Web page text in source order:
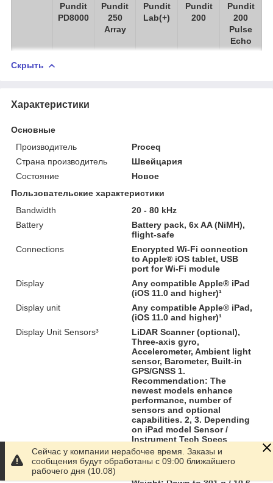
Pundit
PD8000
Pundit
250
Array
Pundit
Lab(+)
Pundit
200
Pundit
200
Pulse
Echo
Скрыть
Характеристики
Основные
Производитель
Proceq
Страна производитель
Швейцария
Состояние
Новое
Пользовательские характеристики
Bandwidth
20 - 80 kHz
Battery
Battery pack, 6x AA (NiMH),
flight-safe
Connections
Encrypted Wi-Fi connection
to Apple® iOS tablet, USB
port for Wi-Fi module
Display
Any compatible Apple® iPad
(iOS 11.0 and higher)¹
Display unit
Any compatible Apple® iPad,
(iOS 11.0 and higher)¹
Display Unit Sensors³
LiDAR Scanner (optional),
Three-axis gyro,
Accelerometer, Ambient light
sensor, Barometer, Built-in
GPS/GNSS 1.
Recommendation: The
newest models enhance
performance, number of
sensors and optional
capabilities. 2, 3. Depending
on iPad model Sensor /
Instrument Tech Specs
Display Unit Specs²
Screen size: From 7.9" to
12.9", Resolution: Up to 2732-
Сейчас у компании нерабочее время. Заказы и
сообщения будут обработаны с 09:00 ближайшего
рабочего дня (10.08)